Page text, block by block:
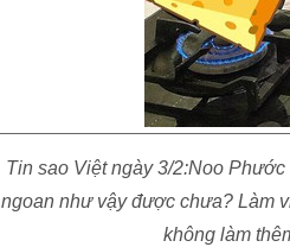
Tin sao Việt ngày 3/2:Noo
ngoan như vậy được chưa? Làm
không làm